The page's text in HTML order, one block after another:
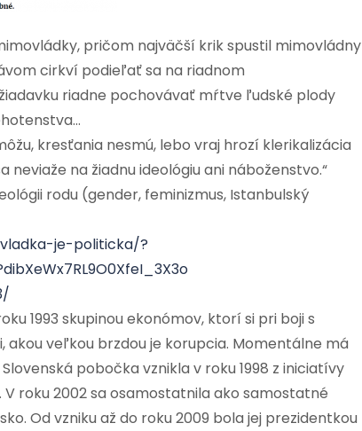
pričom najväčší krik spustil mimovládny
cirkví podieľať sa na riadnom
riadne pochovávať mŕtve ľudské plody
kresťania nesmú, lebo vraj hrozí klerikalizácia
neviaže na žiadnu ideológiu ani náboženstvo.“
rodu (gender, feminizmus, Istanbulský
je-politicka/?
1993 skupinou ekonómov, ktorí si pri boji s
veľkou brzdou je korupcia. Momentálne má
pobočka vznikla v roku 1998 z iniciatívy
roku 2002 sa osamostatnila ako samostatné
Od vzniku až do roku 2009 bola jej prezidentkou